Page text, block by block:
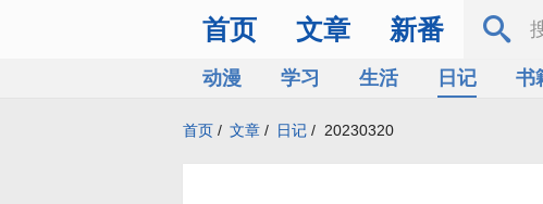
首页 文章 新番
动漫 学习 生活 日记 书
首页 / 文章 / 日记 / 20230320